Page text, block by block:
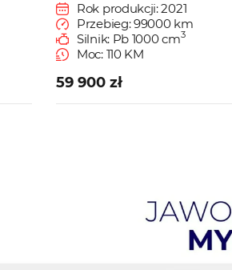
Rok produkcji: 2021
Przebieg: 99000 km
Silnik: Pb 1000 cm3
Moc: 110 KM
59 900 zł